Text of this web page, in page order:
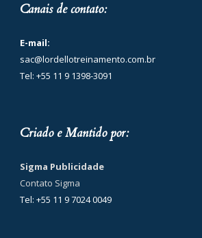
Canais de contato:
E-mail:
sac@lordellotreinamento.com.br
Tel: +55 11 9 1398-3091
Criado e Mantido por:
Sigma Publicidade
Contato Sigma
Tel: +55 11 9 7024 0049